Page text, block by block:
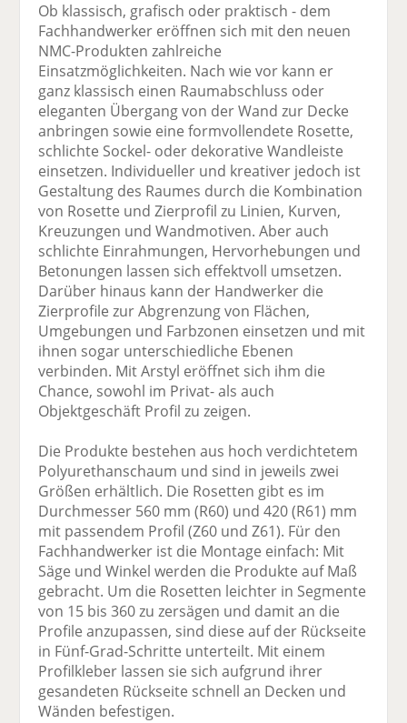
Ob klassisch, grafisch oder praktisch - dem
Fachhandwerker eröffnen sich mit den neuen
NMC-Produkten zahlreiche
Einsatzmöglichkeiten. Nach wie vor kann er
ganz klassisch einen Raumabschluss oder
eleganten Übergang von der Wand zur Decke
anbringen sowie eine formvollendete Rosette,
schlichte Sockel- oder dekorative Wandleiste
einsetzen. Individueller und kreativer jedoch ist
Gestaltung des Raumes durch die Kombination
von Rosette und Zierprofil zu Linien, Kurven,
Kreuzungen und Wandmotiven. Aber auch
schlichte Einrahmungen, Hervorhebungen und
Betonungen lassen sich effektvoll umsetzen.
Darüber hinaus kann der Handwerker die
Zierprofile zur Abgrenzung von Flächen,
Umgebungen und Farbzonen einsetzen und mit
ihnen sogar unterschiedliche Ebenen
verbinden. Mit Arstyl eröffnet sich ihm die
Chance, sowohl im Privat- als auch
Objektgeschäft Profil zu zeigen.
Die Produkte bestehen aus hoch verdichtetem
Polyurethanschaum und sind in jeweils zwei
Größen erhältlich. Die Rosetten gibt es im
Durchmesser 560 mm (R60) und 420 (R61) mm
mit passendem Profil (Z60 und Z61). Für den
Fachhandwerker ist die Montage einfach: Mit
Säge und Winkel werden die Produkte auf Maß
gebracht. Um die Rosetten leichter in Segmente
von 15 bis 360 zu zersägen und damit an die
Profile anzupassen, sind diese auf der Rückseite
in Fünf-Grad-Schritte unterteilt. Mit einem
Profilkleber lassen sie sich aufgrund ihrer
gesandeten Rückseite schnell an Decken und
Wänden befestigen.